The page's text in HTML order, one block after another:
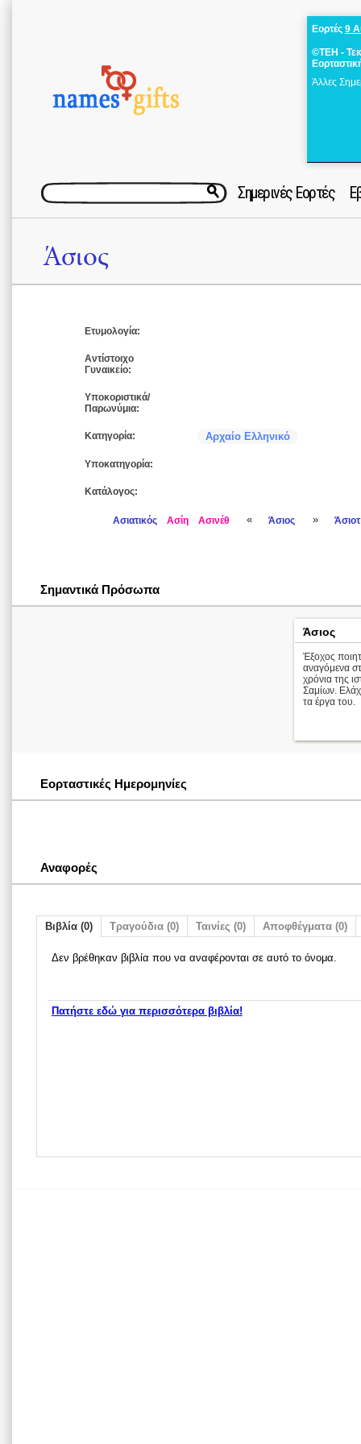
Εορτές 9
©ΤΕΗ -
Άλλες
Σημερινές Εορτές
Άσιος
Ετυμολογία:
Αντίστοιχο
Γυναικείο:
Υποκοριστικά/
Παρωνύμια:
Κατηγορία: Αρχαίο Ελληνικό
Υποκατηγορία:
Κατάλογος:
Ασιατικός Ασίη Ασινέθ « Άσιος » Άσιοτ
Σημαντικά Πρόσωπα
Άσιος
Έξοχος
αναγόμενα
χρόνια της
Σαμίων.
τα έργα του.
Εορταστικές Ημερομηνίες
Αναφορές
Βιβλία (0) Τραγούδια (0) Ταινίες (0) Αποφθέγματα (0)
Δεν βρέθηκαν βιβλία που να αναφέρονται σε αυτό το όνομα.
Πατήστε εδώ για περισσότερα βιβλία!